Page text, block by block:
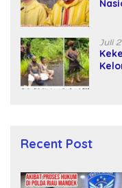
Juli
Recent Post